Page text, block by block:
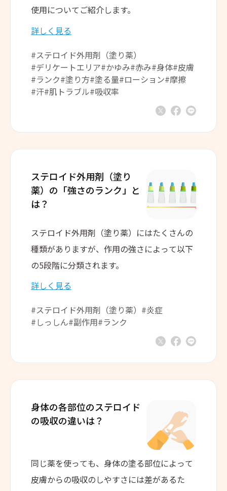
使用についてご紹介します。
詳しく見る
#ステロイド外用剤（塗り薬）
#デリケートエリア#かゆみ#赤み#身体#皮膚
#ランク#塗り方#塗る量#ローション#摩擦
#汗#肌トラブル#吸収率
ステロイド外用剤（塗り
薬）の 「強さのランク」と
は？
ステロイド外用剤（塗り薬）にはたくさんの
種類がありますが、作用の強さによって以下
の5段階に分類されます。
詳しく見る
#ステロイド外用剤（塗り薬） #炎症
#しっしん#副作用#ランク
身体の各部位のステロイド
の吸収の違いは？
同じ薬を使っても、身体の塗る部位によって
皮膚からの吸収のしやすさには差があるた